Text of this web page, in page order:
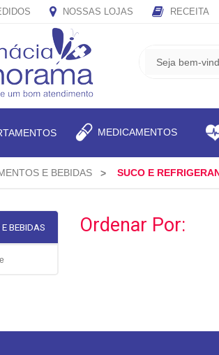
NOSSAS LOJAS RECEITA
MEDICAMENTOS
E BEBIDAS SUCO E
BEBIDAS Ordenar Por: